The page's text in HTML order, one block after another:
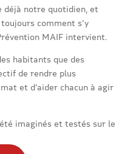
déjà notre quotidien, et
comment s’y
MAIF intervient.
habitants que des
de rendre plus
et d’aider chacun à agir
imaginés et testés sur le